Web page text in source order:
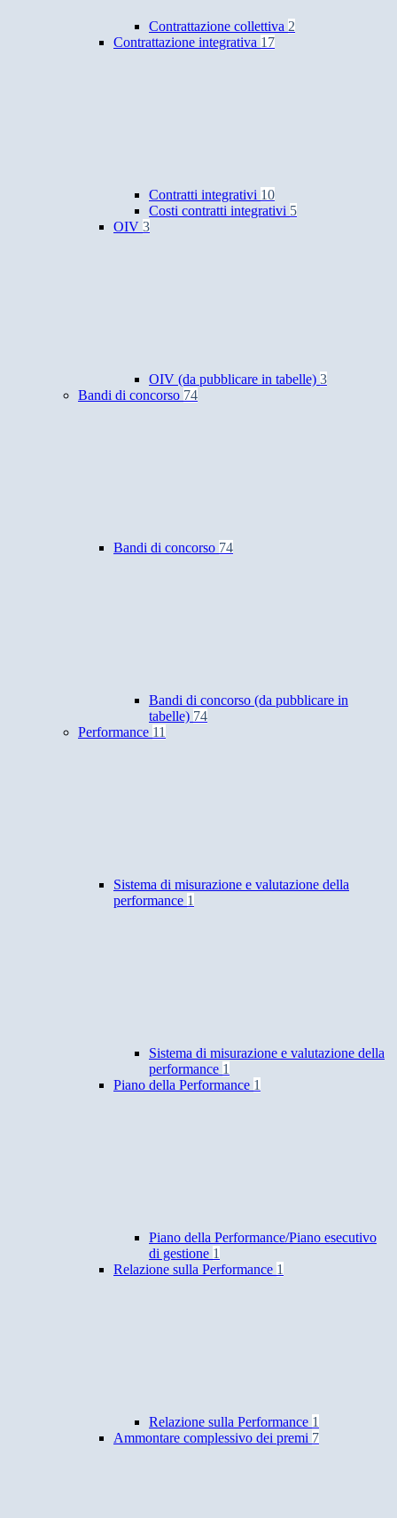
Contrattazione collettiva 2
Contrattazione integrativa 17
Contratti integrativi 10
Costi contratti integrativi 5
OIV 3
OIV (da pubblicare in tabelle) 3
Bandi di concorso 74
Bandi di concorso 74
Bandi di concorso (da pubblicare in
tabelle) 74
Performance 11
Sistema di misurazione e valutazione della
performance 1
Sistema di misurazione e valutazione della
performance 1
Piano della Performance 1
Piano della Performance/Piano esecutivo
di gestione 1
Relazione sulla Performance 1
Relazione sulla Performance 1
Ammontare complessivo dei premi 7